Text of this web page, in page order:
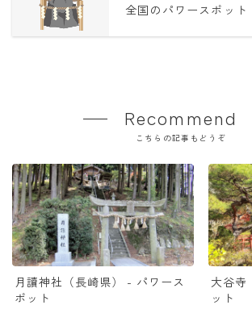
全国のパワースポット
Recommend
こちらの記事もどうぞ
月讀神社（長崎県） - パワース
ポット
大谷寺
ット